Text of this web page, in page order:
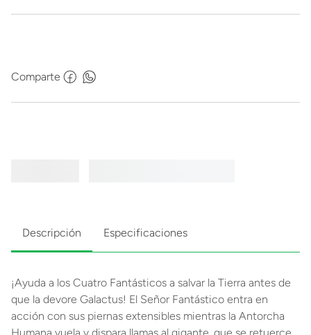
Comparte
Descripción Especificaciones
¡Ayuda a los Cuatro Fantásticos a salvar la Tierra antes de
que la devore Galactus! El Señor Fantástico entra en
acción con sus piernas extensibles mientras la Antorcha